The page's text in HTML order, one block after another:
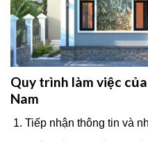
Quy trình làm việc
Nam
Tiếp nhận thông tin và